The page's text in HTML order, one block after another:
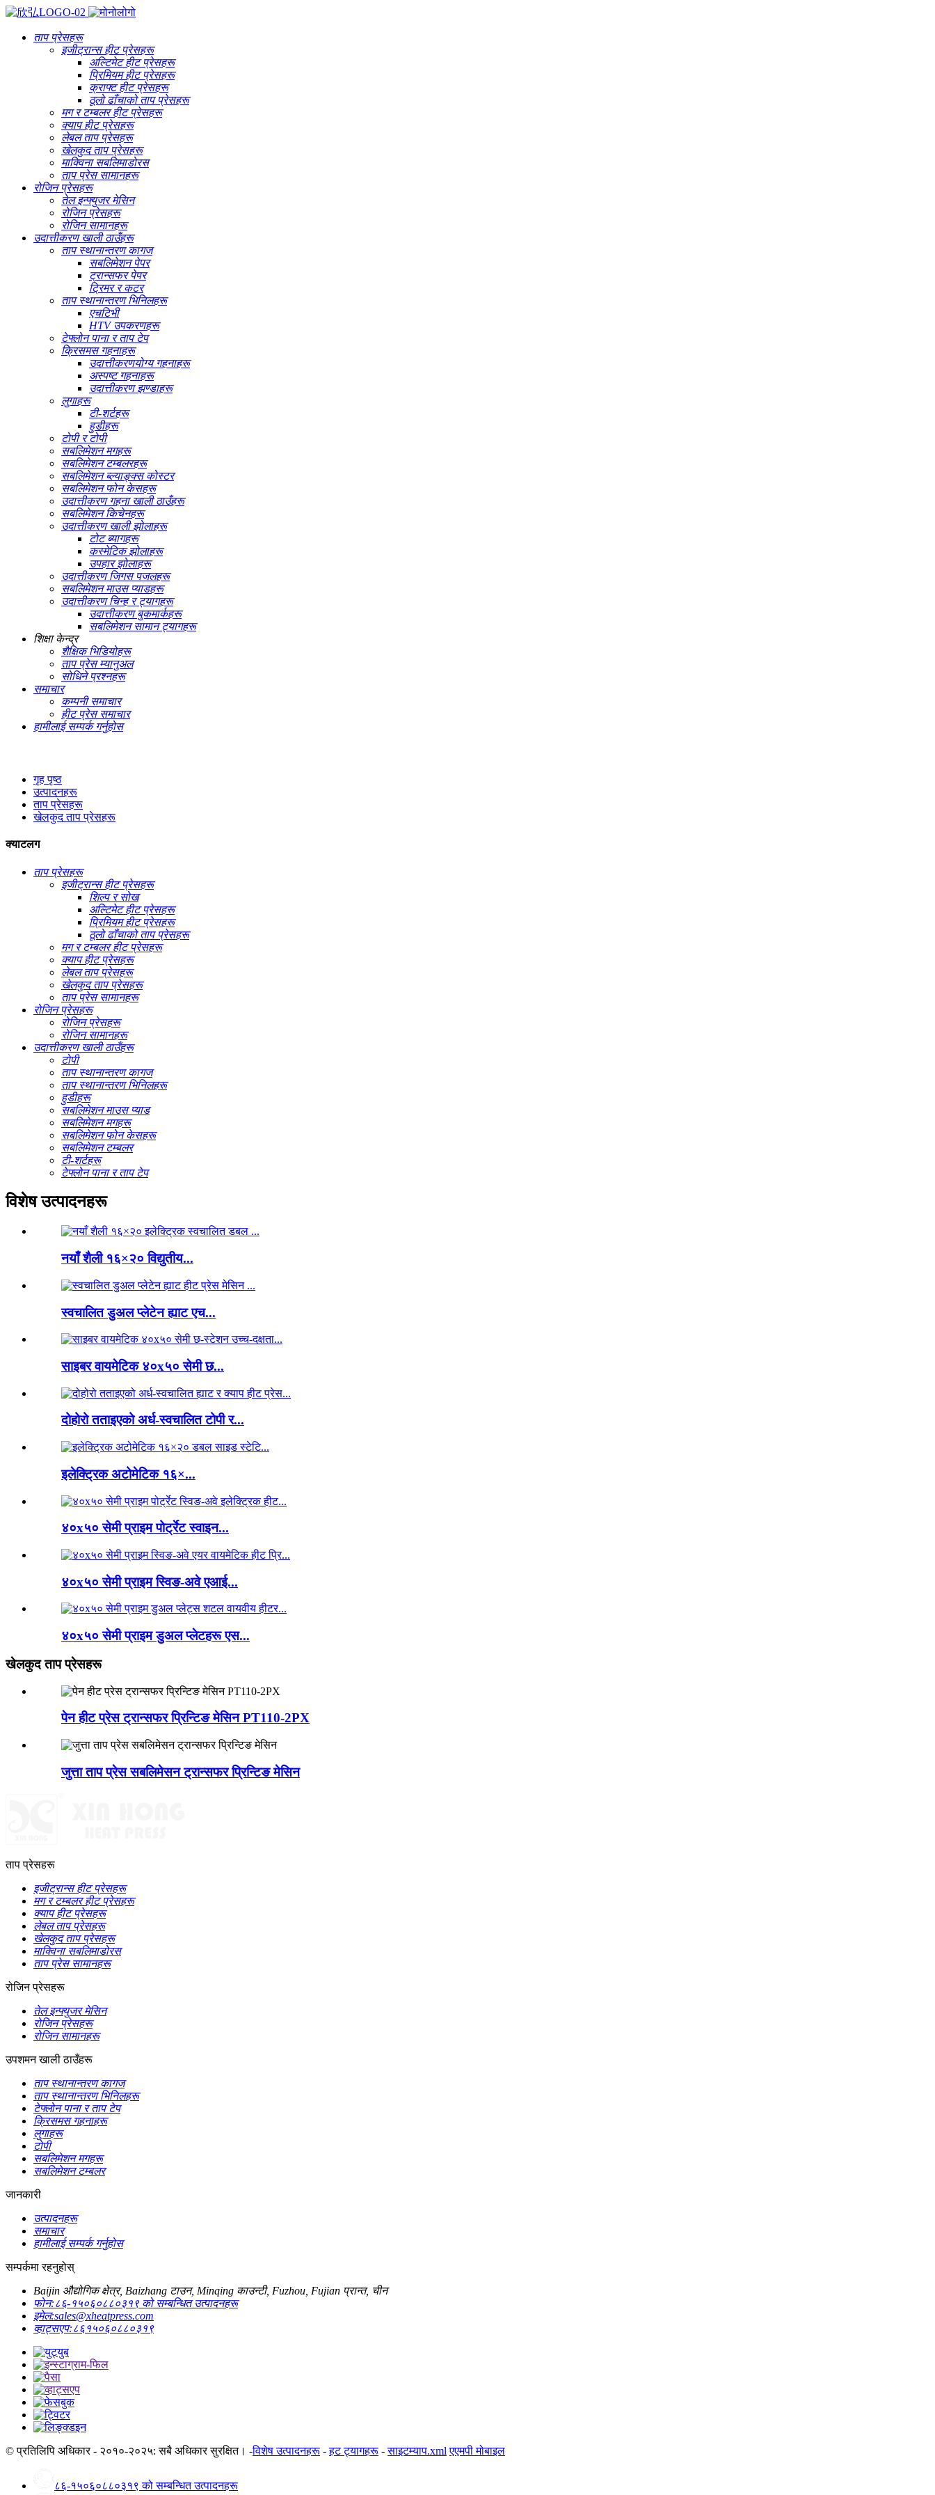
ताप प्रेसहरू
इजीट्रान्स हीट प्रेसहरू
अल्टिमेट हीट प्रेसहरू
प्रिमियम हीट प्रेसहरू
क्राफ्ट हीट प्रेसहरू
ठूलो ढाँचाको ताप प्रेसहरू
मग र टम्बलर हीट प्रेसहरू
क्याप हीट प्रेसहरू
लेबल ताप प्रेसहरू
खेलकुद ताप प्रेसहरू
माक्विना सबलिमाडोरस
ताप प्रेस सामानहरू
रोजिन प्रेसहरू
तेल इन्फ्युजर मेसिन
रोजिन प्रेसहरू
रोजिन सामानहरू
उदात्तीकरण खाली ठाउँहरू
ताप स्थानान्तरण कागज
सबलिमेशन पेपर
ट्रान्सफर पेपर
ट्रिमर र कटर
ताप स्थानान्तरण भिनिलहरू
एचटिभी
HTV उपकरणहरू
टेफ्लोन पाना र ताप टेप
क्रिसमस गहनाहरू
उदात्तीकरणयोग्य गहनाहरू
अस्पष्ट गहनाहरू
उदात्तीकरण झण्डाहरू
लुगाहरू
टी-शर्टहरू
हुडीहरू
टोपी र टोपी
सबलिमेशन मगहरू
सबलिमेशन टम्बलरहरू
सबलिमेशन ब्ल्याङ्क्स कोस्टर
सबलिमेशन फोन केसहरू
उदात्तीकरण गहना खाली ठाउँहरू
सबलिमेशन किचेनहरू
उदात्तीकरण खाली झोलाहरू
टोट ब्यागहरू
कस्मेटिक झोलाहरू
उपहार झोलाहरू
उदात्तीकरण जिगस पजलहरू
सबलिमेशन माउस प्याडहरू
उदात्तीकरण चिन्ह र ट्यागहरू
उदात्तीकरण बुकमार्कहरू
सबलिमेशन सामान ट्यागहरू
शिक्षा केन्द्र
शैक्षिक भिडियोहरू
ताप प्रेस म्यानुअल
सोधिने प्रश्नहरू
समाचार
कम्पनी समाचार
हीट प्रेस समाचार
हामीलाई सम्पर्क गर्नुहोस
गृह पृष्ठ
उत्पादनहरू
ताप प्रेसहरू
खेलकुद ताप प्रेसहरू
क्याटलग
ताप प्रेसहरू
इजीट्रान्स हीट प्रेसहरू
शिल्प र सोख
अल्टिमेट हीट प्रेसहरू
प्रिमियम हीट प्रेसहरू
ठूलो ढाँचाको ताप प्रेसहरू
मग र टम्बलर हीट प्रेसहरू
क्याप हीट प्रेसहरू
लेबल ताप प्रेसहरू
खेलकुद ताप प्रेसहरू
ताप प्रेस सामानहरू
रोजिन प्रेसहरू
रोजिन प्रेसहरू
रोजिन सामानहरू
उदात्तीकरण खाली ठाउँहरू
टोपी
ताप स्थानान्तरण कागज
ताप स्थानान्तरण भिनिलहरू
हुडीहरू
सबलिमेशन माउस प्याड
सबलिमेशन मगहरू
सबलिमेशन फोन केसहरू
सबलिमेशन टम्बलर
टी-शर्टहरू
टेफ्लोन पाना र ताप टेप
विशेष उत्पादनहरू
नयाँ शैली १६×२० विद्युतीय...
स्वचालित डुअल प्लेटेन ह्याट एच...
साइबर वायमेटिक ४०x५० सेमी छ...
दोहोरो तताइएको अर्ध-स्वचालित टोपी र...
इलेक्ट्रिक अटोमेटिक १६×...
४०x५० सेमी प्राइम पोर्ट्रेट स्वाइन...
४०x५० सेमी प्राइम स्विङ-अवे एआई...
४०x५० सेमी प्राइम डुअल प्लेटहरू एस...
खेलकुद ताप प्रेसहरू
पेन हीट प्रेस ट्रान्सफर प्रिन्टिङ मेसिन PT110-2PX
जुत्ता ताप प्रेस सबलिमेसन ट्रान्सफर प्रिन्टिङ मेसिन
ताप प्रेसहरू
इजीट्रान्स हीट प्रेसहरू
मग र टम्बलर हीट प्रेसहरू
क्याप हीट प्रेसहरू
लेबल ताप प्रेसहरू
खेलकुद ताप प्रेसहरू
माक्विना सबलिमाडोरस
ताप प्रेस सामानहरू
रोजिन प्रेसहरू
तेल इन्फ्युजर मेसिन
रोजिन प्रेसहरू
रोजिन सामानहरू
उपशमन खाली ठाउँहरू
ताप स्थानान्तरण कागज
ताप स्थानान्तरण भिनिलहरू
टेफ्लोन पाना र ताप टेप
क्रिसमस गहनाहरू
लुगाहरू
टोपी
सबलिमेशन मगहरू
सबलिमेशन टम्बलर
जानकारी
उत्पादनहरू
समाचार
हामीलाई सम्पर्क गर्नुहोस
सम्पर्कमा रहनुहोस्
Baijin औद्योगिक क्षेत्र, Baizhang टाउन, Minqing काउन्टी, Fuzhou, Fujian प्रान्त, चीन
फोन:८६-१५०६०८८०३१९ को सम्बन्धित उत्पादनहरू
इमेल:sales@xheatpress.com
व्हाट्सएप:८६१५०६०८८०३१९
© प्रतिलिपि अधिकार - २०१०-२०२५: सबै अधिकार सुरक्षित। -विशेष उत्पादनहरू -हट ट्यागहरू -साइटम्याप.xml एएमपी मोबाइल
८६-१५०६०८८०३१९ को सम्बन्धित उत्पादनहरू